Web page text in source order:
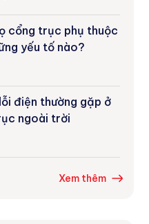
cổng trục phụ thuộc
yếu tố nào?
điện thường gặp ở
ngoài trời
Xem thêm